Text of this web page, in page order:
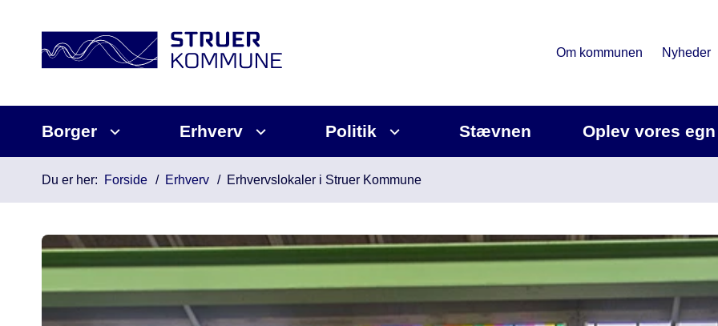
Om kommunen Nyheder
Borger Erhverv Politik Stævnen Oplev vores egn
Du er her: Forside Erhverv Erhvervslokaler i Struer Kommune